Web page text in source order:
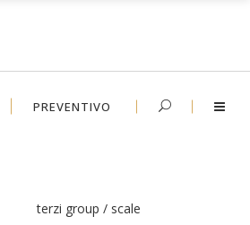
PREVENTIVO
terzi group / scale